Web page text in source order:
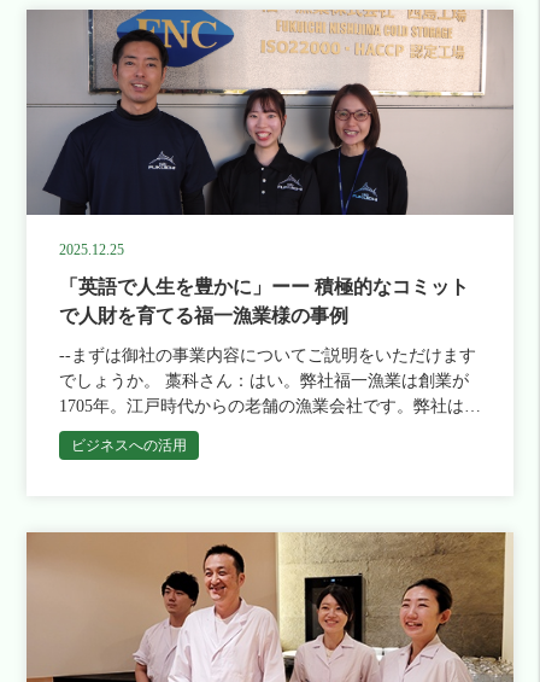
世界150ヵ国で現地企業と代理店契約を結んでいるた
め、彼らを通じて世界中から問い合わせをいただきま
す。そこでのやり取りは基本的に英語なので、自然と英
語を使用するシーンは多くなりますね。総務部は海外か
らの電話対応や来客対応、開発部では仕様書や説明書の
英訳、購買部では海外取引先とのコミュニケーションな
ど、各部署で英語が使われています。 ワールドワイ
ドに事業を展開しているからこそ、英語に対するニーズ
りです。また、世界に向けたビジネス展開に魅力を感じ
て入社してくれる方も多いので、社員の学習意欲も元々
高いものがあります。当然会社としても英語学習を推進
していきたいと考えていましたので、研修の一環として
通学型の英語教室の費用を負担するなどの対応をしてい
ました。 なるほど。それはどの程度効果がありました
か？ 山本さん：一定の効果はありましたが、個人の学
ればならない」ということ自体がハードルになってしま
きくオンライン型の英語学習に移行することになりまし
ポリグロッツを利用された玉木さんにお話をお聞きしま
す。 まずは玉木様の業務内容をお聞かせください。 玉
木さん：主にボールの商品開発を行っています。取引先
ゃった方にも、ぜひ自慢の海の幸を堪能してほしい、と
いう思いも含めて展開しているのが、HOTEL nanvanで
す。 --やはりホテル業務には英語力が必須なのでしょう
か。 小林さん：そうですね。当ホテルのある静岡県内
では、大都市に比べれば海外からのお客様の比率はそれ
ほど高くありません。ですので、全ての従業員に「必
須」というまでではありませんが、静岡の地でワンラン
ク上のサービスを目指すために、その重要性は高まって
います。また、たとえ流暢な英語が話せなくても、海外
お客様からも同じ金額の料金をいただいております。そ
の中で「英語で話しかけられるのが怖い」という理由で
ろそかにならないように心掛けています。 --ポリグロッ
ツの英語研修をご採用いただいた経緯はどのようなもの
だったのでしょうか。 藁科さん：弊社は社内コミュニ
ケーションや社員の自己啓発意識を高めることを大切に
な価値観を知ることができ、仕事だけではなくその人の
人生が豊かになる」という認識を社内で共有していま
す。そんなことから今回３社を比較検討して、バイリン
ガルの日本人講師によるマンツーマンレッスンを手頃な
価格帯で提供しているポリグロッツさんの研修を導入す
ることに決めました。 --御社のビジョンと英語研修がリ
2025.12.25
「英語で人生を豊かに」ーー 積極的なコミット
で人財を育てる福一漁業様の事例
--まずは御社の事業内容についてご説明をいただけます
でしょうか。 藁科さん：はい。弊社福一漁業は創業が
1705年。江戸時代からの老舗の漁業会社です。弊社は魚
獲に始まり、マグロ・カツオなどの水産物の加工、卸売
り、自社の小売店や飲食店での販売を行っています。ま
ところです。近年は輸出にも力を入れています。 --あり
がとうございます。漁業における英語の重要性が分かり
ました。今回ご受講いただいた杉山様は営業部所属との
ことですが、日頃どのような業務をされているのでしょ
うか。 杉山さん：私は国内向けの受注業務を担当して
います。大手回転寿司店や、弊社福一漁業の直販部が管
ビジネスへの活用